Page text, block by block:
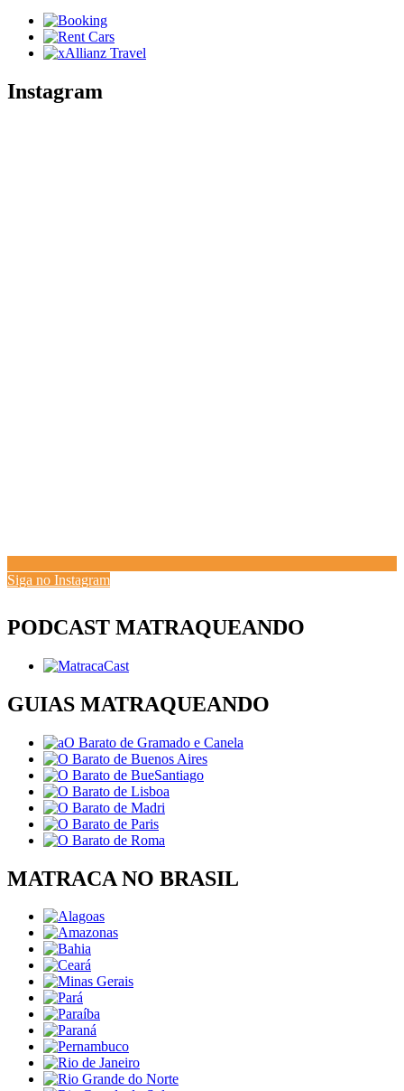
Instagram
Siga no Instagram
PODCAST MATRAQUEANDO
GUIAS MATRAQUEANDO
MATRACA NO BRASIL